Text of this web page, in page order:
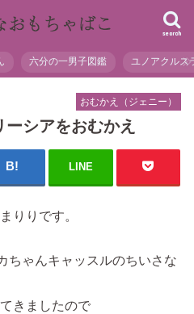
search
六分の一男子図鑑 ユノアクルス
おむかえ（ジェニー）
シアをおむかえ
LINE
りりです。
ちゃんキャッスルのちいさな
きましたので